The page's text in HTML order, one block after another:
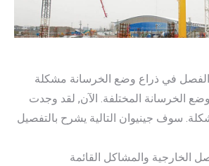
في ذراع وضع الخرسانة مشكلة
الخرسانة المختلفة. الآن, لقد وجدت
سوف جينيوان التالية يشرح بالتفصيل